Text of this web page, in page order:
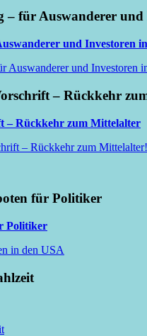
für Auswanderer
und Investoren
Auswanderer und Investoren
– Rückkehr
– Rückkehr zum Mittelalter
– Rückkehr zum Mittelalter!
für Politiker
Politiker
in den USA